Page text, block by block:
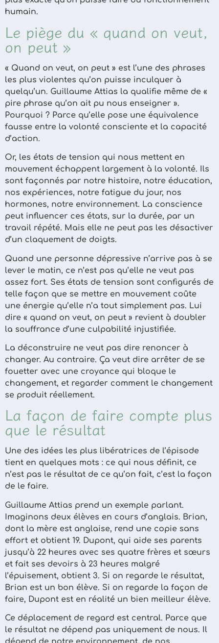
humain.
Le piège du « quand on veut,
on peut »
« Quand on veut, on peut » est l’une des phrases
les plus violentes qu’on puisse inculquer à
quelqu’un. Guillaume Attias la qualifie même de «
pire phrase qu’on ait pu nous enseigner ».
Pourquoi ? Parce qu’elle pose une équivalence
fausse entre la volonté consciente et la capacité
d’action.
Or, les états de tension qui nous mettent en
mouvement échappent largement à la volonté. Ils
sont façonnés par notre histoire, notre éducation,
nos expériences, notre fatigue du jour, nos
hormones, notre environnement. La conscience
peut influencer ces états, sur la durée, par un
travail répété. Mais elle ne peut pas les désactiver
d’un claquement de doigts.
Quand une personne dépressive n’arrive pas à se
lever le matin, ce n’est pas qu’elle ne veut pas
assez fort. Ses états de tension sont configurés de
telle façon que se mettre en mouvement coûte
une énergie qu’elle n’a tout simplement pas. Lui
dire « quand on veut, on peut » revient à doubler
la souffrance d’une culpabilité injustifiée.
La déconstruire ne veut pas dire renoncer à
changer. Au contraire. Ça veut dire arrêter de se
fouetter avec une croyance qui bloque le
changement, et regarder comment le changement
se produit réellement.
La façon de faire compte plus
que le résultat
Une des idées les plus libératrices de l’épisode
tient en quelques mots : ce qui nous définit, ce
n’est pas le résultat de ce qu’on fait, c’est la façon
de le faire.
Guillaume Attias prend un exemple parlant.
Imaginons deux élèves en cours d’anglais. Brian,
dont la mère est anglaise, rend une copie sans
effort et obtient 19. Dupont, qui aide ses parents
jusqu’à 22 heures avec ses quatre frères et sœurs
et fait ses devoirs à 23 heures malgré
l’épuisement, obtient 3. Si on regarde le résultat,
Brian est un bon élève. Si on regarde la façon de
faire, Dupont est en réalité un bien meilleur élève.
Ce déplacement de regard est central. Parce que
le résultat ne dépend pas uniquement de nous. Il